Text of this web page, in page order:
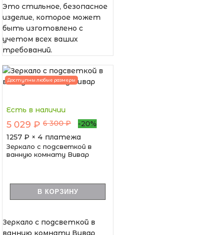
Это стильное, безопасное
изделие, которое может
быть изготовлено с
учетом всех ваших
требований.
Доступны любые размеры
Есть в наличии
5 029 ₽ 6 300 ₽
-20%
1257 ₽ × 4 платежа
Зеркало с подсветкой в
ванную комнату Вивар
В КОРЗИНУ
Зеркало с подсветкой в
ванную комнату Вивар